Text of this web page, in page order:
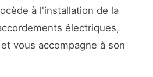
à l'installation de la
électriques,
vous accompagne à son